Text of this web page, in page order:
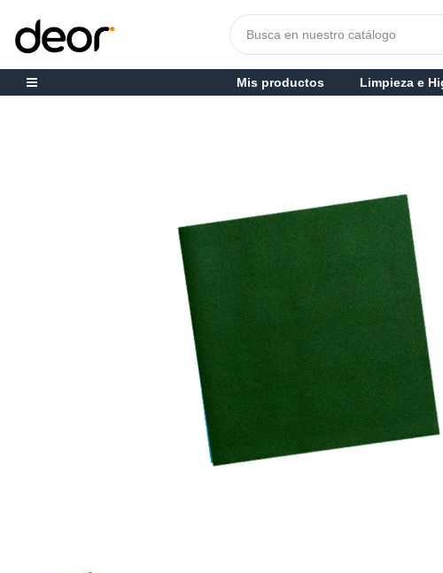
Mis productos Limpieza e